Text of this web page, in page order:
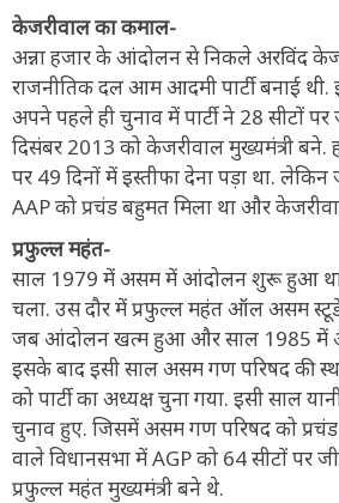
केजरीवाल का कमाल-
अन्ना हजार के आंदोलन से निकले अरविंद
राजनीतिक दल आम आदमी पार्टी बनाई
अपने पहले ही चुनाव में पार्टी ने 28 सीटों पर
दिसंबर 2013 को केजरीवाल मुख्यमंत्री बने.
पर 49 दिनों में इस्तीफा देना पड़ा था. लेकिन
AAP को प्रचंड बहुमत मिला था और
प्रफुल्ल महंत-
साल 1979 में असम में आंदोलन शुरू हुआ
चला. उस दौर में प्रफुल्ल महंत ऑल असम
जब आंदोलन खत्म हुआ और साल 1985 में
इसके बाद इसी साल असम गण परिषद की
को पार्टी का अध्यक्ष चुना गया. इसी साल
चुनाव हुए. जिसमें असम गण परिषद को
वाले विधानसभा में AGP को 64 सीटों पर
प्रफुल्ल महंत मुख्यमंत्री बने थे.